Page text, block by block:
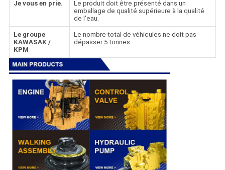
Je vous en prie.
Le produit doit être présenté dans un
emballage de qualité supérieure à la qualité
de l'eau.
Le groupe
KAWASAK /
KPM
Le nombre total de véhicules ne doit pas
dépasser 5 tonnes.